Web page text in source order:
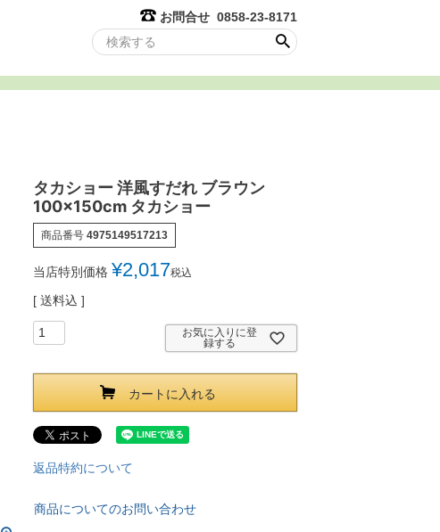
お問合せ 0858-23-8171
タカショー 洋風すだれ ブラウン
100×150cm タカショー
商品番号 4975149517213
当店特別価格 ¥2,017税込
送料込
お気に入りに登
録する
カートに入れる
返品特約について
商品についてのお問い合わせ